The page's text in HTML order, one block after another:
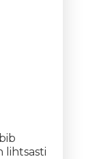
lihtsasti